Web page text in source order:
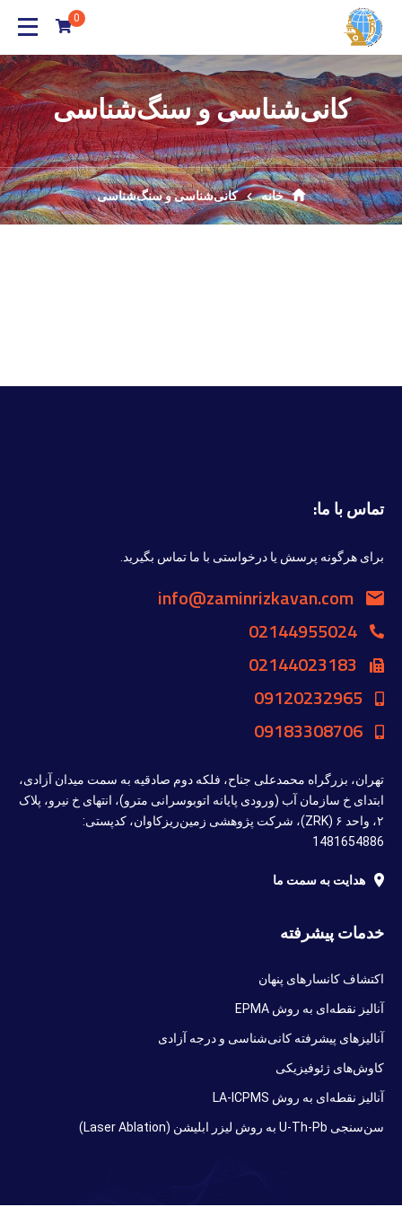
کانی‌شناسی و سنگ‌شناسی
خانه کانی‌شناسی و سنگ‌شناسی
تماس با ما:
برای هرگونه پرسش یا درخواستی با ما تماس بگیرید.
info@zaminrizkavan.com
02144955024
02144023183
09120232965
09183308706
تهران، بزرگراه محمدعلی جناح، فلکه دوم صادقیه به سمت میدان آزادی،
ابتدای خ سازمان آب (ورودی پایانه اتوبوسرانی مترو)، انتهای خ نیرو، پلاک
۲، واحد ۶ (ZRK)، شرکت پژوهشی زمین‌ریزکاوان، کدپستی:
1481654886
هدایت به سمت ما
خدمات پیشرفته
اکتشاف کانسارهای پنهان
آنالیز نقطه‌ای به روش EPMA
آنالیزهای پیشرفته کانی‌شناسی و درجه آزادی
کاوش‌های ژئوفیزیکی
آنالیز نقطه‌ای به روش LA-ICPMS
سن‌سنجی U-Th-Pb به روش لیزر ابلیشن (Laser Ablation)